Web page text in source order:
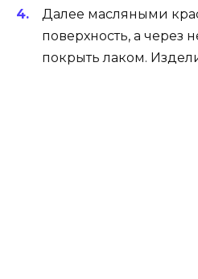
Далее масляными
поверхность, а через
покрыть лаком.